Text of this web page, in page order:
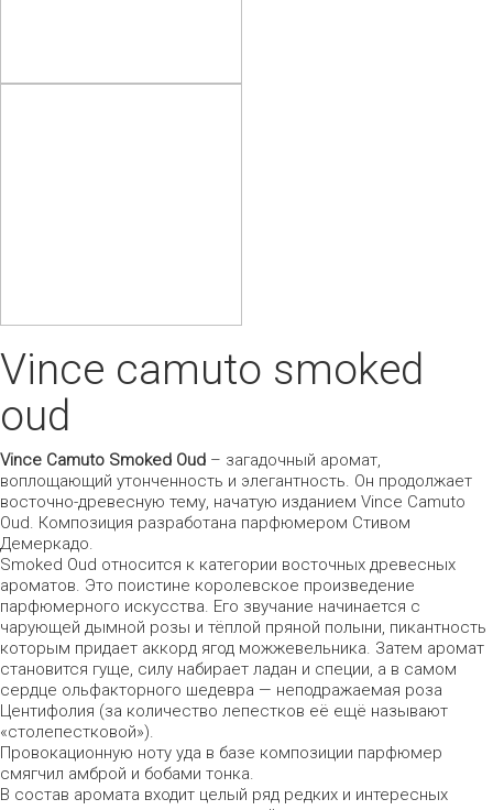
Vince camuto smoked
oud
Vince Camuto Smoked Oud – загадочный аромат,
воплощающий утонченность и элегантность. Он продолжает
восточно-древесную тему, начатую изданием Vince Camuto
Oud. Композиция разработана парфюмером Стивом
Демеркадо.
Smoked Oud относится к категории восточных древесных
ароматов. Это поистине королевское произведение
парфюмерного искусства. Его звучание начинается с
чарующей дымной розы и тёплой пряной полыни, пикантность
которым придает аккорд ягод можжевельника. Затем аромат
становится гуще, силу набирает ладан и специи, а в самом
сердце ольфакторного шедевра — неподражаемая роза
Центифолия (за количество лепестков её ещё называют
«столепестковой»).
Провокационную ноту уда в базе композиции парфюмер
смягчил амброй и бобами тонка.
В состав аромата входит целый ряд редких и интересных